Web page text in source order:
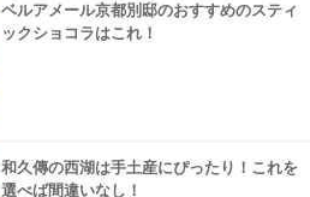
ベルアメール京都別邸のおすすめのスティ
ックショコラはこれ！
和久傳の西湖は手土産にぴったり！これを
選べば間違いなし！